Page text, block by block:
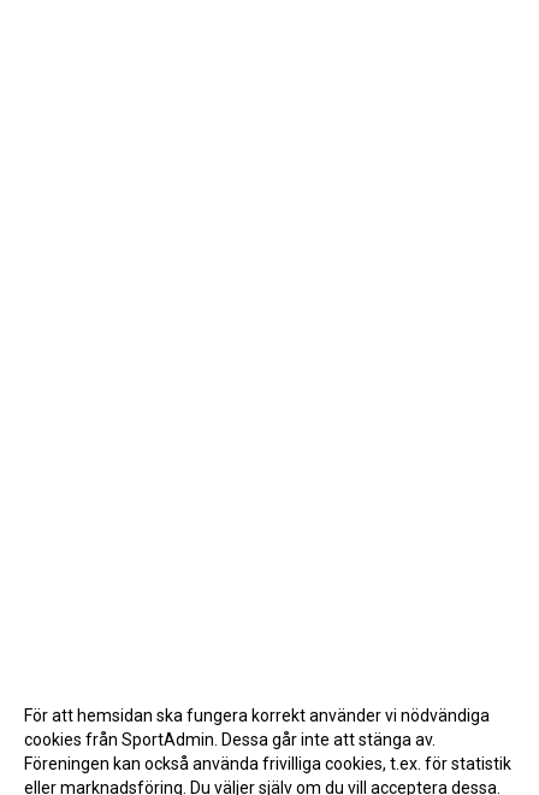
För att hemsidan ska fungera korrekt använder vi nödvändiga
cookies från SportAdmin. Dessa går inte att stänga av.
Föreningen kan också använda frivilliga cookies, t.ex. för statistik
eller marknadsföring. Du väljer själv om du vill acceptera dessa.